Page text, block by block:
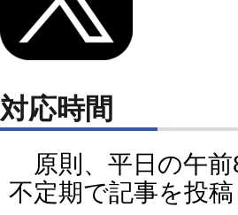
対応時間
原則、平日の午前
不定期で記事を投稿